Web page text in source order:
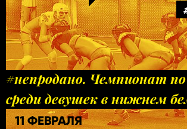
#непродано. Чемпионат
среди девушек в нижнем
11 ФЕВРАЛЯ